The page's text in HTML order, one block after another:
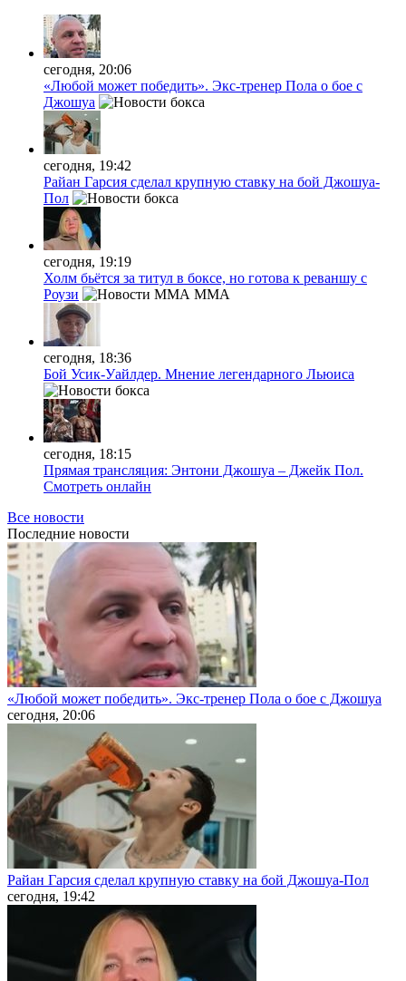
сегодня, 20:06
«Любой может победить». Экс-тренер Пола о бое с
Джошуа
сегодня, 19:42
Райан Гарсия сделал крупную ставку на бой Джошуа-
Пол
сегодня, 19:19
Холм бьётся за титул в боксе, но готова к реваншу с
Роузи
MMA
сегодня, 18:36
Бой Усик-Уайлдер. Мнение легендарного Льюиса
сегодня, 18:15
Прямая трансляция: Энтони Джошуа – Джейк Пол.
Смотреть онлайн
Все новости
Последние новости
«Любой может победить». Экс-тренер Пола о бое с Джошуа
сегодня, 20:06
Райан Гарсия сделал крупную ставку на бой Джошуа-Пол
сегодня, 19:42